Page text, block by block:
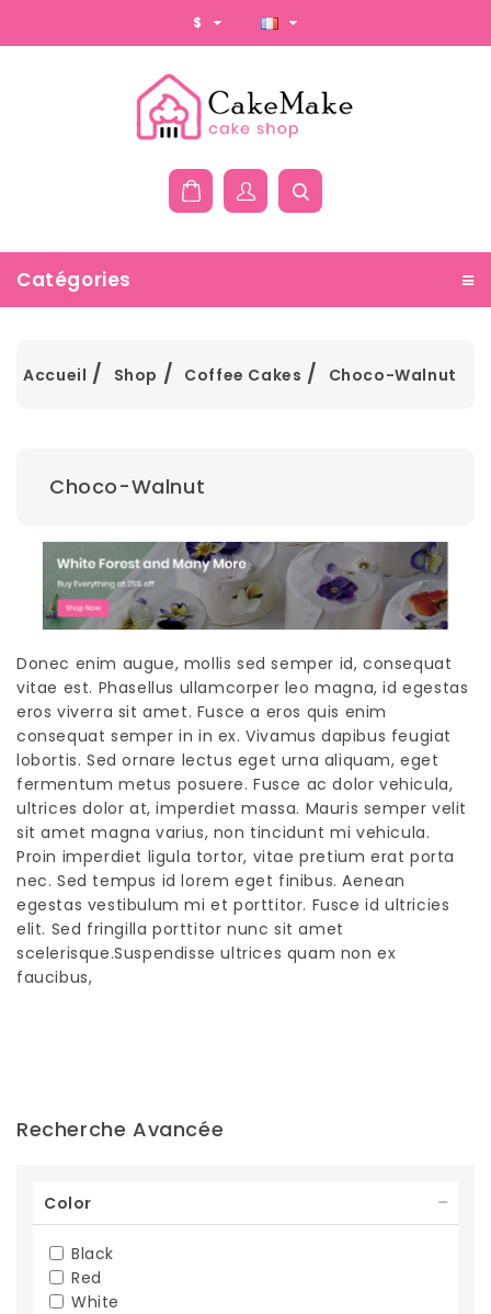
$
Catégories
Accueil Shop Coffee Cakes Choco-Walnut
Choco-Walnut
Donec enim augue, mollis sed semper id, consequat
vitae est. Phasellus ullamcorper leo magna, id egestas
eros viverra sit amet. Fusce a eros quis enim
consequat semper in in ex. Vivamus dapibus feugiat
lobortis. Sed ornare lectus eget urna aliquam, eget
fermentum metus posuere. Fusce ac dolor vehicula,
ultrices dolor at, imperdiet massa. Mauris semper velit
sit amet magna varius, non tincidunt mi vehicula.
Proin imperdiet ligula tortor, vitae pretium erat porta
nec. Sed tempus id lorem eget finibus. Aenean
egestas vestibulum mi et porttitor. Fusce id ultricies
elit. Sed fringilla porttitor nunc sit amet
scelerisque.Suspendisse ultrices quam non ex
faucibus,
Recherche Avancée
Color
Black
Red
White